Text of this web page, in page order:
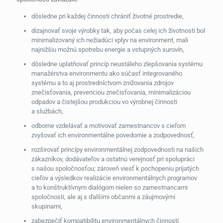
dôsledne pri každej činnosti chrániť životné prostredie,
dizajnovať svoje výrobky tak, aby počas celej ich životnosti bol
minimalizovaný ich nežiadúci vplyv na environment, mali
najnižšiu možnú spotrebu energie a vstupných surovín,
dôsledne uplatňovať princíp neustáleho zlepšovania systému
manažérstva environmentu ako súčasť integrovaného
systému a to aj prostredníctvom znižovania zdrojov
znečisťovania, prevenciou znečisťovania, minimalizáciou
odpadov a čistejšou produkciou vo výrobnej činnosti
a službách,
odborne vzdelávať a motivovať zamestnancov s cieľom
zvyšovať ich environmentálne povedomie a zodpovednosť,
rozširovať princípy environmentálnej zodpovednosti na našich
zákazníkov, dodávateľov a ostatnú verejnosť pri spolupráci
s našou spoločnosťou; zároveň viesť k pochopeniu prijatých
cieľov a výsledkov realizácie environmentálnych programov
a to konštruktívnym dialógom nielen so zamestnancami
spoločnosti, ale aj s ďalšími občanmi a záujmovými
skupinami,
zabezpečiť kompatibilitu environmentálnych činností